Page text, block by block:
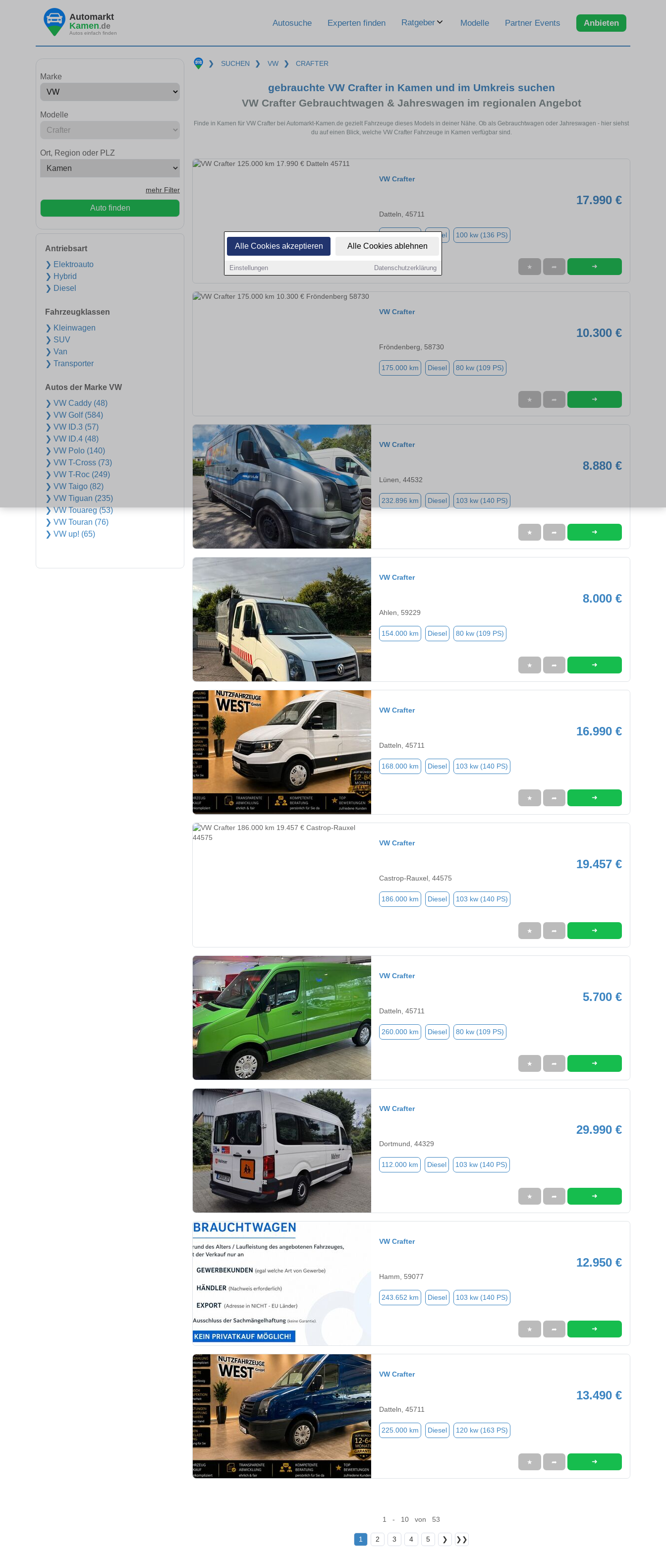
Alle Cookies akzeptieren Alle Cookies ablehnen
Einstellungen Datenschutzerklärung
Automarkt
Kamen.de
Autos einfach finden
Autosuche Experten finden Ratgeber Modelle Partner Events Anbieten
Marke
Modelle
Ort, Region oder PLZ
mehr Filter
Auto finden
Antriebsart
❯ Elektroauto
❯ Hybrid
❯ Diesel
Fahrzeugklassen
❯ Kleinwagen
❯ SUV
❯ Van
❯ Transporter
Autos der Marke VW
❯ VW Caddy (48)
❯ VW Golf (584)
❯ VW ID.3 (57)
❯ VW ID.4 (48)
❯ VW Polo (140)
❯ VW T-Cross (73)
❯ VW T-Roc (249)
❯ VW Taigo (82)
❯ VW Tiguan (235)
❯ VW Touareg (53)
❯ VW Touran (76)
❯ VW up! (65)
❯ SUCHEN ❯ VW ❯ CRAFTER
gebrauchte VW Crafter in Kamen und im Umkreis suchen
VW Crafter Gebrauchtwagen & Jahreswagen im regionalen Angebot
Finde in Kamen für VW Crafter bei Automarkt-Kamen.de gezielt Fahrzeuge dieses Models in deiner Nähe. Ob als Gebrauchtwagen oder Jahreswagen - hier siehst
du auf einen Blick, welche VW Crafter Fahrzeuge in Kamen verfügbar sind.
VW Crafter
17.990 €
Datteln, 45711
Diesel 100 kw (136 PS)
★ ➦ ➜
VW Crafter
10.300 €
Fröndenberg, 58730
175.000 km Diesel 80 kw (109 PS)
★ ➦ ➜
VW Crafter
8.880 €
Lünen, 44532
232.896 km Diesel 103 kw (140 PS)
★ ➦ ➜
VW Crafter
8.000 €
Ahlen, 59229
154.000 km Diesel 80 kw (109 PS)
★ ➦ ➜
VW Crafter
16.990 €
Datteln, 45711
168.000 km Diesel 103 kw (140 PS)
★ ➦ ➜
VW Crafter
19.457 €
Castrop-Rauxel, 44575
186.000 km Diesel 103 kw (140 PS)
★ ➦ ➜
VW Crafter
5.700 €
Datteln, 45711
260.000 km Diesel 80 kw (109 PS)
★ ➦ ➜
VW Crafter
29.990 €
Dortmund, 44329
112.000 km Diesel 103 kw (140 PS)
★ ➦ ➜
VW Crafter
12.950 €
Hamm, 59077
243.652 km Diesel 103 kw (140 PS)
★ ➦ ➜
VW Crafter
13.490 €
Datteln, 45711
225.000 km Diesel 120 kw (163 PS)
★ ➦ ➜
1 - 10 von 53
1 2 3 4 5 ❯ ❯❯